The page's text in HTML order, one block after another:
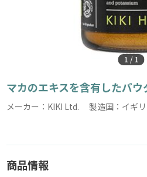
1 / 1
マカのエキスを含有したパウ
メーカー：KIKI Ltd. 製造国：イギ
商品情報